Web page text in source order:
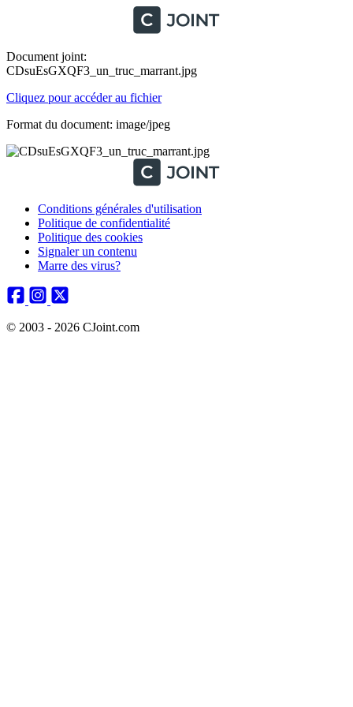
Document joint:
CDsuEsGXQF3_un_truc_marrant.jpg
Cliquez pour accéder au fichier
Format du document: image/jpeg
Conditions générales d'utilisation
Politique de confidentialité
Politique des cookies
Signaler un contenu
Marre des virus?
© 2003 - 2026 CJoint.com